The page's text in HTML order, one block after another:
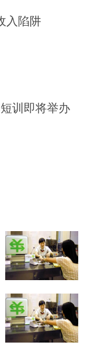
入陷阱
训即将举办